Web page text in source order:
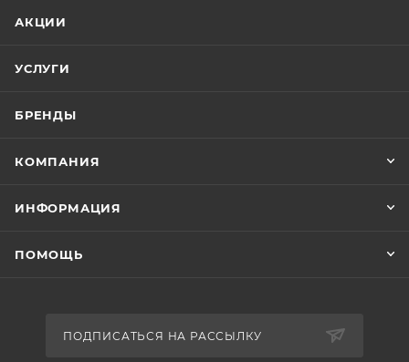
АКЦИИ
УСЛУГИ
БРЕНДЫ
КОМПАНИЯ
ИНФОРМАЦИЯ
ПОМОЩЬ
ПОДПИСАТЬСЯ НА РАССЫЛКУ